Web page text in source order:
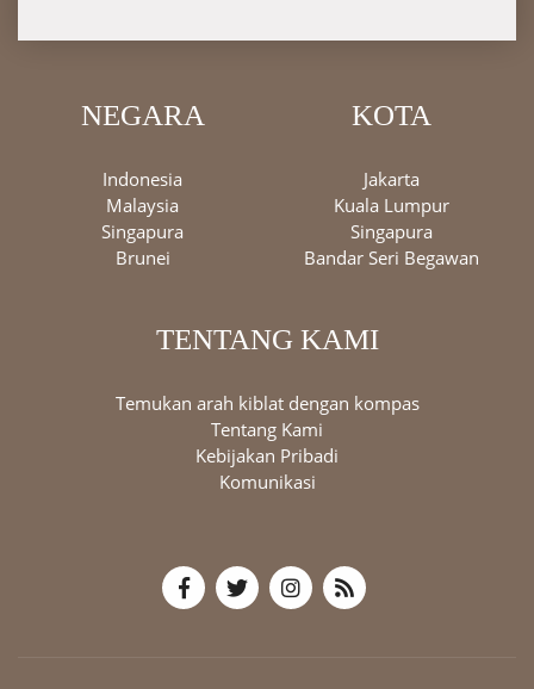
NEGARA
Indonesia
Malaysia
Singapura
Brunei
KOTA
Jakarta
Kuala Lumpur
Singapura
Bandar Seri Begawan
TENTANG KAMI
Temukan arah kiblat dengan kompas
Tentang Kami
Kebijakan Pribadi
Komunikasi